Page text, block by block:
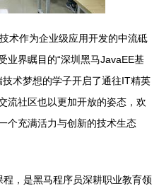
术作为企业级应用开发的中流砥
业界瞩目的“深圳黑马JavaEE基
术梦想的学子开启了通往IT精英
流社区也以更加开放的姿态，欢
个充满活力与创新的技术生态
，是黑马程序员深耕职业教育领